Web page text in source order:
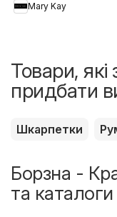
Mary Kay
Товари,
придбати
Шкарпетки
Борзна -
та каталоги